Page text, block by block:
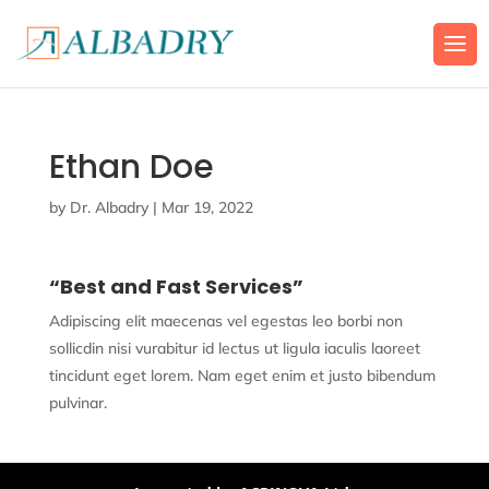
Ethan Doe
by Dr. Albadry| Mar 19, 2022
“Best and Fast Services”
Adipiscing elit maecenas vel egestas leo borbi non
sollicdin nisi vurabitur id lectus ut ligula iaculis laoreet
tincidunt eget lorem. Nam eget enim et justo bibendum
pulvinar.